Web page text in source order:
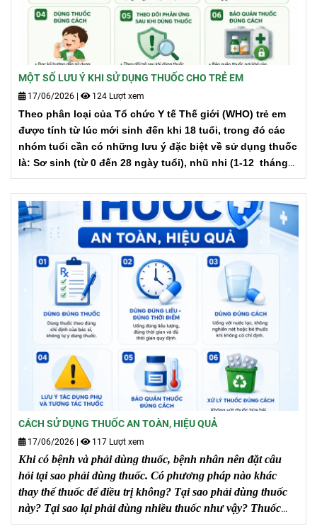
MỘT SỐ LƯU Ý KHI SỬ DỤNG THUỐC CHO TRẺ EM
17/06/2026 124 Lượt xem
Theo phân loại của Tổ chức Y tế Thế giới (WHO) trẻ em
được tính từ lúc mới sinh đến khi 18 tuổi, trong đó các
nhóm tuổi cần có những lưu ý đặc biệt về sử dụng thuốc
là: Sơ sinh (từ 0 đến 28 ngày tuổi), nhũ nhi (1-12 tháng
tuổi) và trẻ em (1-12 tuổi). Riêng độ tuổi từ 12 tuổi trở lên
chỉ định và liều dùng của đa số các thuốc được tính như
người lớn.
CÁCH SỬ DỤNG THUỐC AN TOÀN, HIỆU QUẢ
17/06/2026 117 Lượt xem
Khi có bệnh và phải dùng thuốc, bệnh nhân nên đặt câu
hỏi tại sao phải dùng thuốc. Có phương pháp nào khác
thay thế thuốc để điều trị không? Tại sao phải dùng thuốc
này? Tại sao lại phải dùng nhiều thuốc như vậy? Thuốc
này có dễ mua không?...